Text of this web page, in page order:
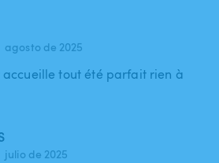
agosto de 2025
accueille tout été parfait rien à
julio de 2025